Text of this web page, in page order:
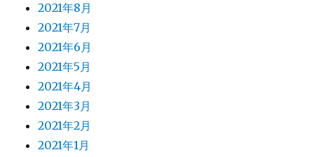
2021年8月
2021年7月
2021年6月
2021年5月
2021年4月
2021年3月
2021年2月
2021年1月